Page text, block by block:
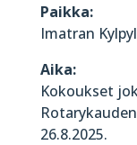
Paikka:
Imatran
Aika:
Kokoukset
26.8.2025.